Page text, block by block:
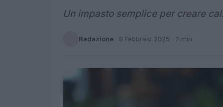
Un impasto semplice per creare
Redazione · 8 Febbraio 2025 · 2 min